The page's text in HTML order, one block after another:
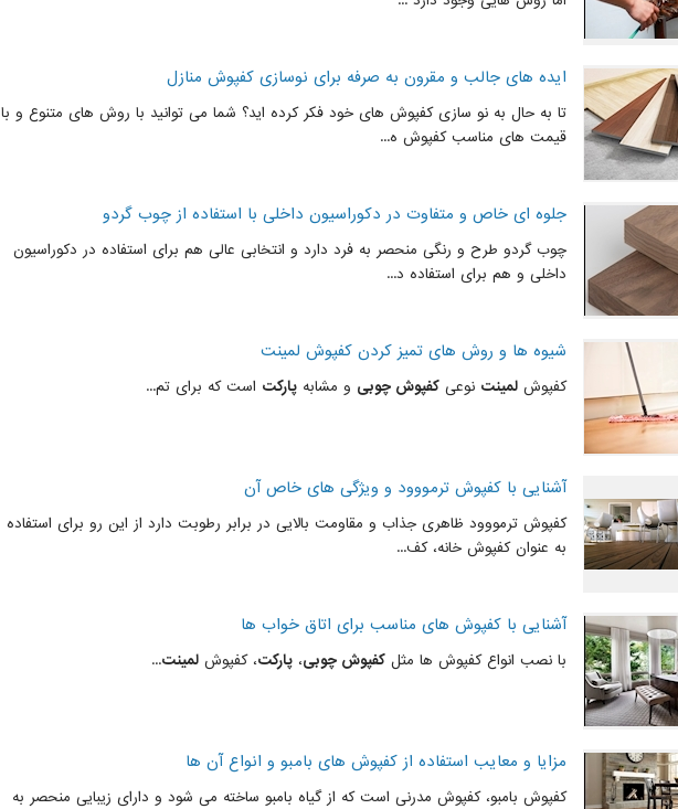
ایده های جالب و مقرون به صرفه برای نوسازی کفپوش منازل
تا به حال به نو سازی کفپوش های خود فکر کرده اید؟ شما می توانید با روش های متنوع و با
قیمت های مناسب کفپوش ه...
جلوه ای خاص و متفاوت در دکوراسیون داخلی با استفاده از چوب گردو
چوب گردو طرح و رنگی منحصر به فرد دارد و انتخابی عالی هم برای استفاده در دکوراسیون
داخلی و هم برای استفاده د...
شیوه ها و روش های تمیز کردن کفپوش لمینت
کفپوش لمینت نوعی کفپوش چوبی و مشابه پارکت است که برای تم...
آشنایی با کفپوش ترمووود و ویژگی های خاص آن
کفپوش ترمووود ظاهری جذاب و مقاومت بالایی در برابر رطوبت دارد از این رو برای استفاده
به عنوان کفپوش خانه، کف...
آشنایی با کفپوش های مناسب برای اتاق خواب ها
با نصب انواع کفپوش ها مثل کفپوش چوبی، پارکت، کفپوش لمینت...
مزایا و معایب استفاده از کفپوش های بامبو و انواع آن ها
کفپوش بامبو، کفپوش مدرنی است که از گیاه بامبو ساخته می شود و دارای زیبایی منحصر به